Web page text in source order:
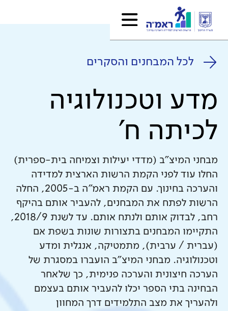
לכל המבחנים והסקרים
מדע וטכנולוגיה
לכיתה ח'
מבחני המיצ"ב (מדדי יעילות וצמיחה בית-ספרית)
החלו עוד לפני הקמת הרשות הארצית למדידה
והערכה בחינוך. עם הקמת ראמ"ה ב-2005, החלה
הרשות לפתח את המבחנים, להעביר אותם בהיקף
רחב, לבדוק אותם ולנתח אותם. עד לשנת 2018/9,
התקיימו המבחנים בתצורות שונות בשפת אם
(עברית / ערבית), מתמטיקה, אנגלית ומדע
וטכנולוגיה. מבחני המיצ"ב הועברו במסגרת של
הערכה חיצונית והערכה פנימית, כך שלאחר
הבחינה בתי הספר יכלו להעביר אותם בעצמם
ולהעריך את מצב התלמידים דרך המחוון